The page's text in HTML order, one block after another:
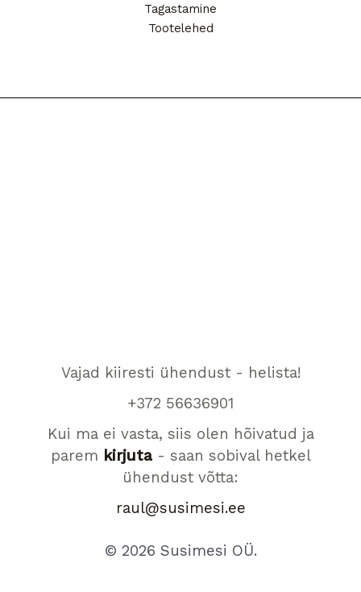
Tagastamine
Tootelehed
Vajad kiiresti ühendust - helista!
+372 56636901
Kui ma ei vasta, siis olen hõivatud ja
parem kirjuta- saan sobival hetkel
ühendust võtta:
raul@susimesi.ee
© 2026 Susimesi OÜ.